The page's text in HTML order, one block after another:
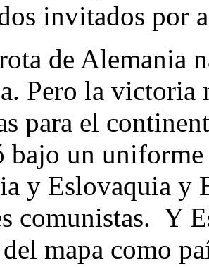
invitados por
de Alemania
Pero la victoria
para el
bajo un
y Eslovaquia y
comunistas. Y
mapa como